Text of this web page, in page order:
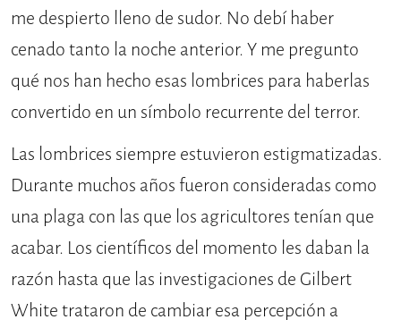
me despierto lleno de sudor. No debí haber
cenado tanto la noche anterior. Y me pregunto
qué nos han hecho esas lombrices para haberlas
convertido en un símbolo recurrente del terror.
Las lombrices siempre estuvieron estigmatizadas.
Durante muchos años fueron consideradas como
una plaga con las que los agricultores tenían que
acabar. Los científicos del momento les daban la
razón hasta que las investigaciones de Gilbert
White trataron de cambiar esa percepción a